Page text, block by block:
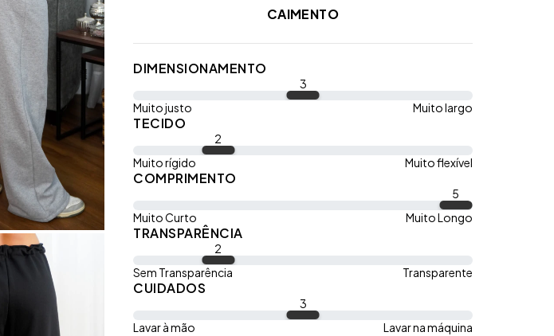
CAIMENTO
DIMENSIONAMENTO
3
Muito justo
Muito largo
TECIDO
2
Muito rígido
Muito flexível
COMPRIMENTO
5
Muito Curto
Muito Longo
TRANSPARÊNCIA
2
Sem Transparência
Transparente
CUIDADOS
3
Lavar à mão
Lavar na máquina